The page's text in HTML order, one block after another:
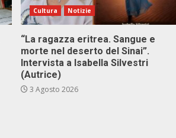
Cultura Notizie
“La ragazza eritrea. Sangue e
morte nel deserto del Sinai”.
Intervista a Isabella Silvestri
(Autrice)
3 Agosto 2026